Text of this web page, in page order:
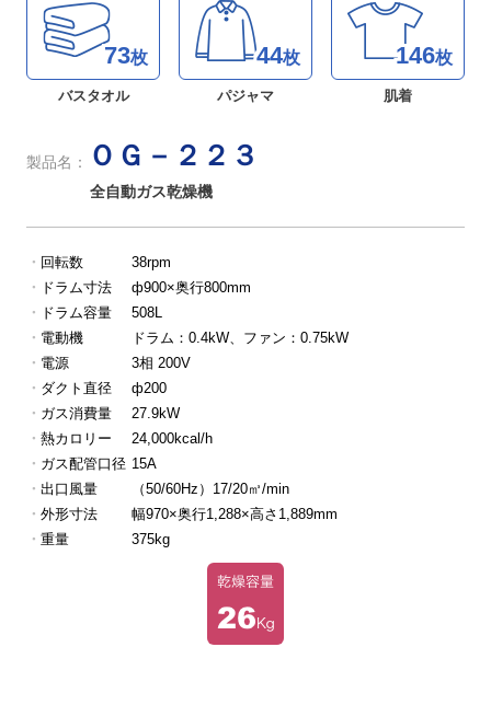
製品名： ＯＧ－２２３
全自動ガス乾燥機
回転数
38rpm
ドラム寸法
ф900×奥行800mm
ドラム容量
508L
電動機
ドラム：0.4kW、ファン：0.75kW
電源
3相 200V
ダクト直径
ф200
ガス消費量
27.9kW
熱カロリー
24,000kcal/h
ガス配管口径 15A
出口風量
（50/60Hz）17/20㎥/min
外形寸法
幅970×奥行1,288×高さ1,889mm
重量
375kg
73枚
バスタオル
44枚
パジャマ
146枚
肌着